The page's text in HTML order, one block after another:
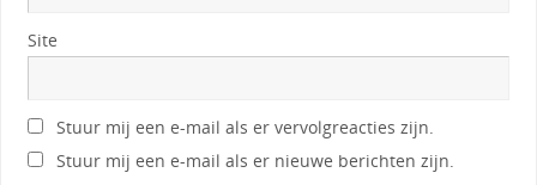
Site
Stuur mij een e-mail als er vervolgreacties zijn.
Stuur mij een e-mail als er nieuwe berichten zijn.